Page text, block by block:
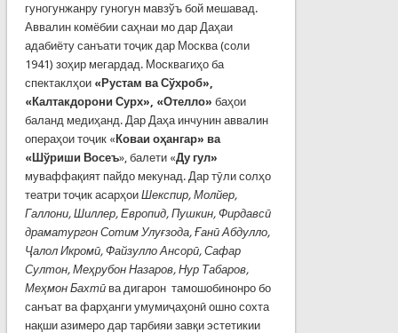
гуногунжанру гуногун мавзўъ бой мешавад.
Аввалин комёбии саҳнаи мо дар Даҳаи
адабиёту санъати тоҷик дар Москва (соли
1941) зоҳир мегардад. Москвагиҳо ба
спектаклҳои «Рустам ва Сўхроб»,
«Калтакдорони Сурх», «Отелло» баҳои
баланд медиҳанд. Дар Даҳа инчунин аввалин
операҳои тоҷик «Коваи оҳангар» ва
«Шўриши Восеъ», балети «Ду гул»
муваффақият пайдо мекунад. Дар тӯли солҳо
театри тоҷик асарҳои Шекспир, Молйер,
Галлони, Шиллер, Европид, Пушкин, Фирдавсӣ
драматургон Сотим Улуғзода, Ғанӣ Абдулло,
Ҷалол Икромӣ, Файзулло Ансорӣ, Сафар
Султон, Меҳрубон Назаров, Нур Табаров,
Меҳмон Бахтӣва дигарон тамошобинонро бо
санъат ва фарҳанги умумиҷаҳонӣ ошно сохта
нақши азимеро дар тарбияи завқи эстетикии